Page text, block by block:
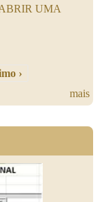
UMA
›
mais